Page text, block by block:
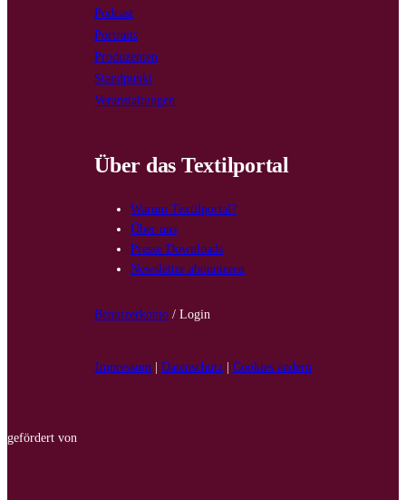
Podcast
Portraits
Produzenten
Standpunkt
Veranstaltungen
Über das Textilportal
Warum Textilportal?
Über uns
Presse Downloads
Newsletter abonnieren
Benutzerkonto / Login
Impressum| Datenschutz| Cookies ändern
gefördert von